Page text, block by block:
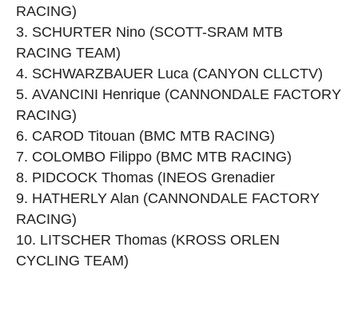
RACING)
SCHURTER Nino (SCOTT-SRAM MTB
RACING TEAM)
SCHWARZBAUER Luca (CANYON CLLCTV)
AVANCINI Henrique (CANNONDALE FACTORY
RACING)
CAROD Titouan (BMC MTB RACING)
COLOMBO Filippo (BMC MTB RACING)
PIDCOCK Thomas (INEOS Grenadier
HATHERLY Alan (CANNONDALE FACTORY
RACING)
LITSCHER Thomas (KROSS ORLEN
CYCLING TEAM)